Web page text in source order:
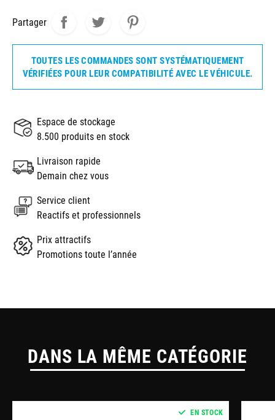
Partager
TOUTES LES COMMANDES SONT SYSTÉMATIQUEMENT
VÉRIFIÉES POUR LEUR COMPATIBILITÉ AVEC LE VÉHICULE.
Espace de stockage
8.500 produits en stock
Livraison rapide
Demain chez vous
Service client
Reactifs et professionnels
Prix attractifs
Promotions toute l’année
DANS LA MÊME CATÉGORIE
EN STOCK